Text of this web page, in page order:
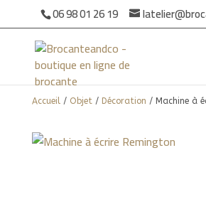
06 98 01 26 19
Accueil/ Objet/ Décoration / Machine à